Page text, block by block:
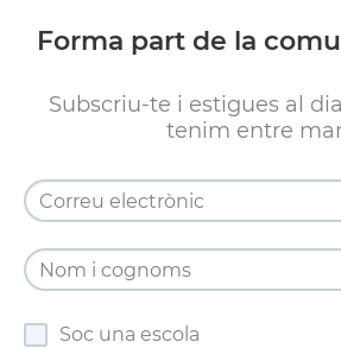
Forma part de la
Subscriu-te i estigues al
tenim entre
Soc una escola